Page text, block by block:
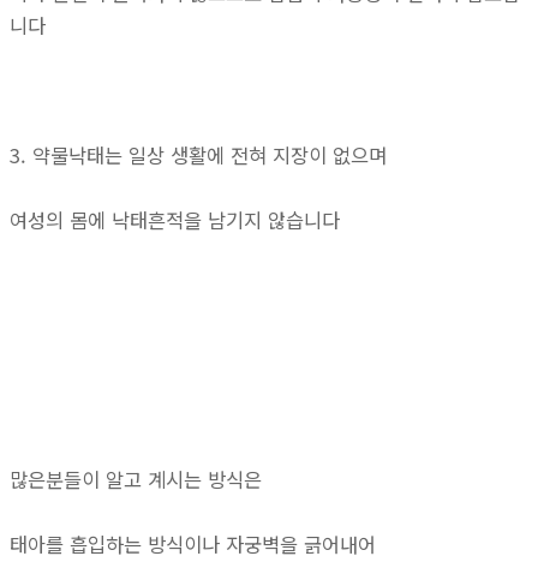
니다
3. 약물낙태는 일상 생활에 전혀 지장이 없으며
여성의 몸에 낙태흔적을 남기지 않습니다
많은분들이 알고 계시는 방식은
태아를 흡입하는 방식이나 자궁벽을 긁어내어